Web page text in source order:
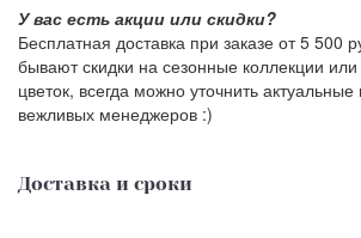
У вас есть акции или скидки?
Бесплатная доставка при заказе от 5 500
бывают скидки на сезонные коллекции
цветок, всегда можно уточнить
вежливых менеджеров :)
Доставка и сроки